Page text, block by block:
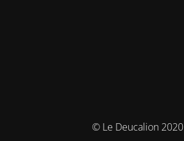
© Le Deucalion 2020